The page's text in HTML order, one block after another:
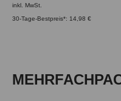
inkl. MwSt.
30-Tage-Bestpreis*: 14,98 €
Produktgalerie